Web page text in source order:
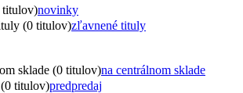
novinky
(0 titulov)zľavnené tituly
sklade (0 titulov)na centrálnom sklade
titulov)predpredaj